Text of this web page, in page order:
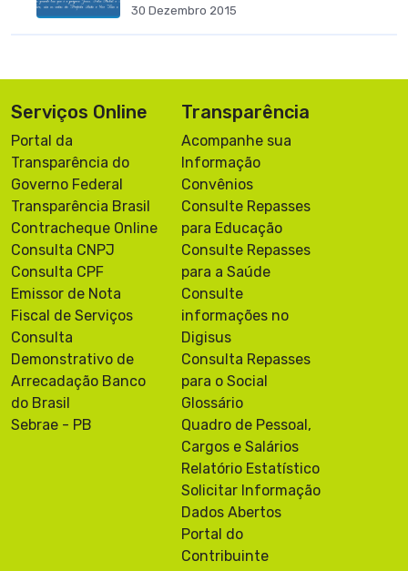
30 Dezembro 2015
Serviços Online
Portal da
Transparência do
Governo Federal
Transparência Brasil
Contracheque Online
Consulta CNPJ
Consulta CPF
Emissor de Nota
Fiscal de Serviços
Consulta
Demonstrativo de
Arrecadação Banco
do Brasil
Sebrae - PB
Transparência
Acompanhe sua
Informação
Convênios
Consulte Repasses
para Educação
Consulte Repasses
para a Saúde
Consulte
informações no
Digisus
Consulta Repasses
para o Social
Glossário
Quadro de Pessoal,
Cargos e Salários
Relatório Estatístico
Solicitar Informação
Dados Abertos
Portal do
Contribuinte